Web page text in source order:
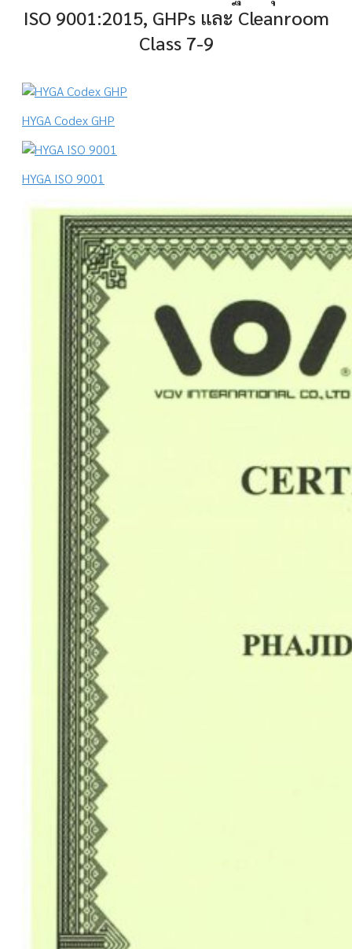
ISO 9001:2015, GHPs และ Cleanroom
Class 7-9
HYGA Codex GHP
HYGA ISO 9001